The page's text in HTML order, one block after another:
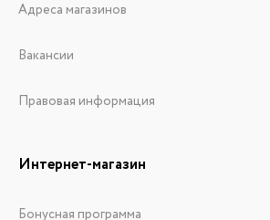
Адреса магазинов
Вакансии
Правовая информация
Интернет-магазин
Бонусная программа